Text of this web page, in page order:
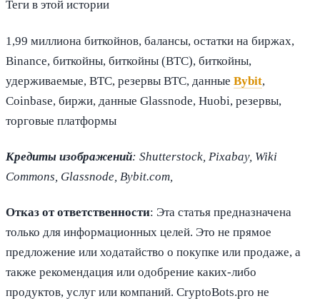
Теги в этой истории
1,99 миллиона биткойнов, балансы, остатки на биржах,
Binance, биткойны, биткойны (BTC), биткойны,
удерживаемые, BTC, резервы BTC, данные Bybit,
Coinbase, биржи, данные Glassnode, Huobi, резервы,
торговые платформы
Кредиты изображений: Shutterstock, Pixabay, Wiki
Commons, Glassnode, Bybit.com,
Отказ от ответственности: Эта статья предназначена
только для информационных целей. Это не прямое
предложение или ходатайство о покупке или продаже, а
также рекомендация или одобрение каких-либо
продуктов, услуг или компаний. CryptoBots.pro не